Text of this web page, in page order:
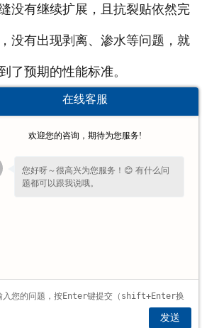
没有继续扩展，且抗裂贴依然完
没有出现剥离、渗水等问题，就
了预期的性能标准。
合考量抗裂贴的外观、粘结强
性能和耐久性等方面，能够较为
到了预期的性能标准，从而保障
用寿命。
上一条：道路密封胶的长期使用成本效益如何？与传统道路维护材料相比有何优势？
在材料和性能上有哪些改进？
在线客服
欢迎您的咨询，期待为您服务!
您好呀～很高兴为您服务！😊 有什么问
题都可以跟我说哦。
发送